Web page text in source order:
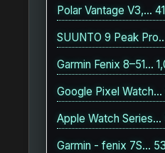
Polar Vantage V3,…
SUUNTO 9 Peak
Garmin Fenix 8–51…
Google Pixel
Apple Watch
Garmin - fenix 7S…